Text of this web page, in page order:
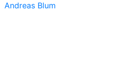
Andreas Blum